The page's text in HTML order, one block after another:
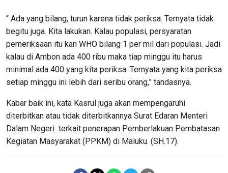
“ Ada yang bilang, turun karena tidak periksa. Ternyata tidak
begitu juga. Kita lakukan. Kalau populasi, persyaratan
pemeriksaan itu kan WHO bilang 1 per mil dari populasi. Jadi
kalau di Ambon ada 400 ribu maka tiap minggu itu harus
minimal ada 400 yang kita periksa. Ternyata yang kita periksa
setiap minggu ini lebih dari seribu orang,” tandasnya.
Kabar baik ini, kata Kasrul juga akan mempengaruhi
diterbitkan atau tidak diterbitkannya Surat Edaran Menteri
Dalam Negeri terkait penerapan Pemberlakuan Pembatasan
Kegiatan Masyarakat (PPKM) di Maluku. (SH.17).